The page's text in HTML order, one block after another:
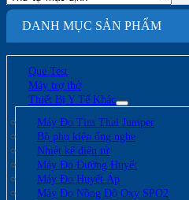
DANH MỤC SẢN PHẨM
Que Test
Máy trợ thở
Thiết Bị Y Tế Khác
Máy Đo Tim Thai Jumper
Bộ phụ kiện ống nghe
Nhiệt kế điện tử
Máy Đo Đường Huyết
Máy Đo Huyết Áp
Máy Đo Nồng Độ Oxy SPO2